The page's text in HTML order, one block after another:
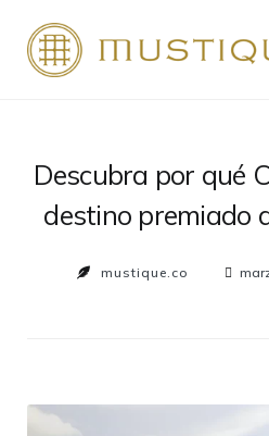
contenido
Mustique
Descubra por qué
destino premiado
mustique.co